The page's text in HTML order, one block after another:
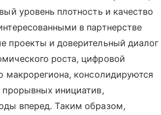
уровень плотность и качество
в партнерстве
проекты и доверительный диалог
роста, цифровой
макрорегиона, консолидируются
прорывных инициатив,
вперед. Таким образом,